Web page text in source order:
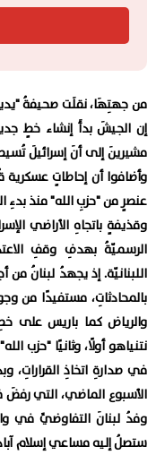
من جهتِهَا، نقلَت صحيفةُ
إن الجيشَ بدأَ إنشاء خطٍ
وأضافوا أن إحاطاتٍ
عنصرٍ من "حزبِ الله" منذ بدءِ
وقذيفةٍ باتجاهِ الأراضي
الرسميّةُ بهدفِ وقفِ
اللبنانيّة. إذ يجهدُ لبنانُ من
بالمحادثاتِ، مستفيدًا من
والرياض كما باريس على
نتنياهو أولًا، وثانيًا "حزب
في صدارةِ اتخاذِ القراراتِ،
الأسبوع الماضي، التي
وفدُ لبنانَ التفاوضيِّ في
ستصلُ إليه مساعي إسلام